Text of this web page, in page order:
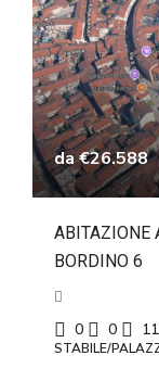
da€26.588
ABITAZIONE
BORDINO 6
0 0
STABILE/